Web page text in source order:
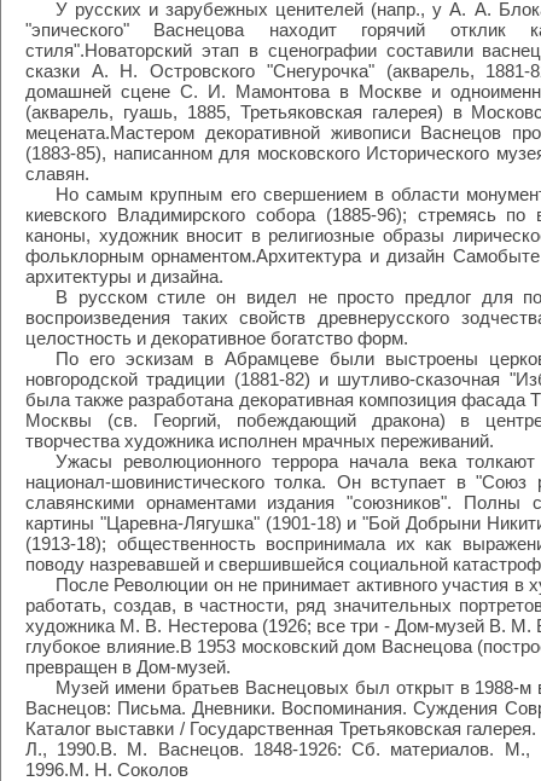
У русских и зарубежных ценителей (напр., у А. А.
"эпического" Васнецова находит горячий отклик
стиля".Новаторский этап в сценографии составили
сказки А. Н. Островского "Снегурочка" (акварель,
домашней сцене С. И. Мамонтова в Москве и
(акварель, гуашь, 1885, Третьяковская галерея) в
мецената.Мастером декоративной живописи Васнецов
(1883-85), написанном для московского Исторического
славян.
Но самым крупным его свершением в области
киевского Владимирского собора (1885-96); стремясь по
каноны, художник вносит в религиозные образы
фольклорным орнаментом.Архитектура и дизайн
архитектуры и дизайна.
В русском стиле он видел не просто предлог для
воспроизведения таких свойств древнерусского
целостность и декоративное богатство форм.
По его эскизам в Абрамцеве были выстроены
новгородской традиции (1881-82) и шутливо-сказочная
была также разработана декоративная композиция фасада
Москвы (св. Георгий, побеждающий дракона) в
творчества художника исполнен мрачных переживаний.
Ужасы революционного террора начала века
национал-шовинистического толка. Он вступает в
славянскими орнаментами издания "союзников". Полны
картины "Царевна-Лягушка" (1901-18) и "Бой Добрыни
(1913-18); общественность воспринимала их как
поводу назревавшей и свершившейся социальной
После Революции он не принимает активного участия в
работать, создав, в частности, ряд значительных
художника М. В. Нестерова (1926; все три - Дом-музей В. М.
глубокое влияние.В 1953 московский дом Васнецова
превращен в Дом-музей.
Музей имени братьев Васнецовых был открыт в 1988-
Васнецов: Письма. Дневники. Воспоминания. Суждения
Каталог выставки / Государственная Третьяковская
Л., 1990.В. М. Васнецов. 1848-1926: Сб. материалов.
1996.М. Н. Соколов